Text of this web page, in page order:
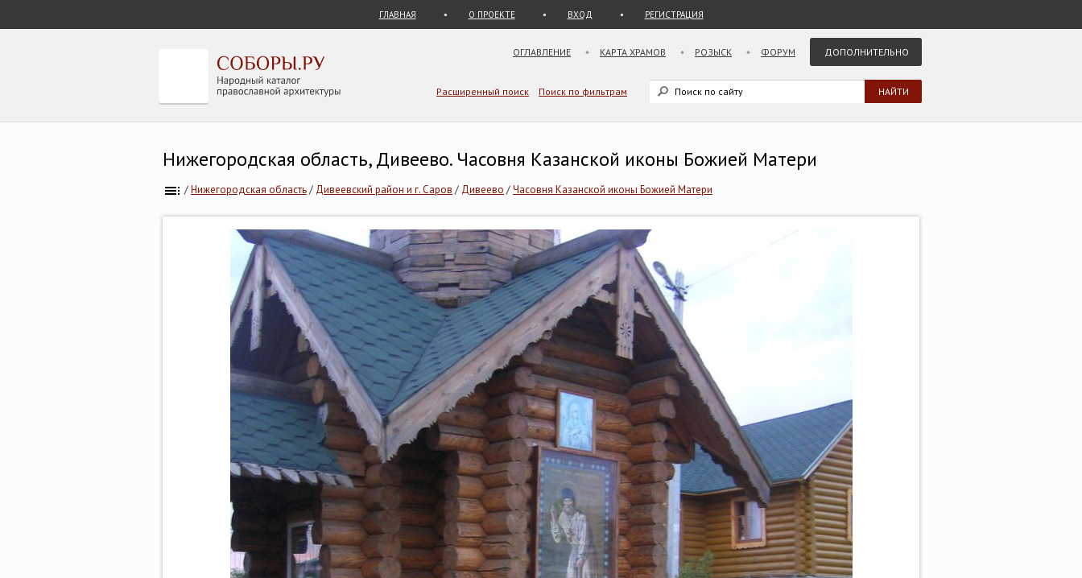
ГЛАВНАЯ О ПРОЕКТЕ ВХОД РЕГИСТРАЦИЯ
ОГЛАВЛЕНИЕ КАРТА ХРАМОВ РОЗЫСК ФОРУМ ДОПОЛНИТЕЛЬНО
Расширенный поиск Поиск по фильтрам
Нижегородская область, Дивеево. Часовня Казанской иконы Божией Матери
/Нижегородская область/ Дивеевский район и г. Саров / Дивеево /Часовня Казанской иконы Божией Матери